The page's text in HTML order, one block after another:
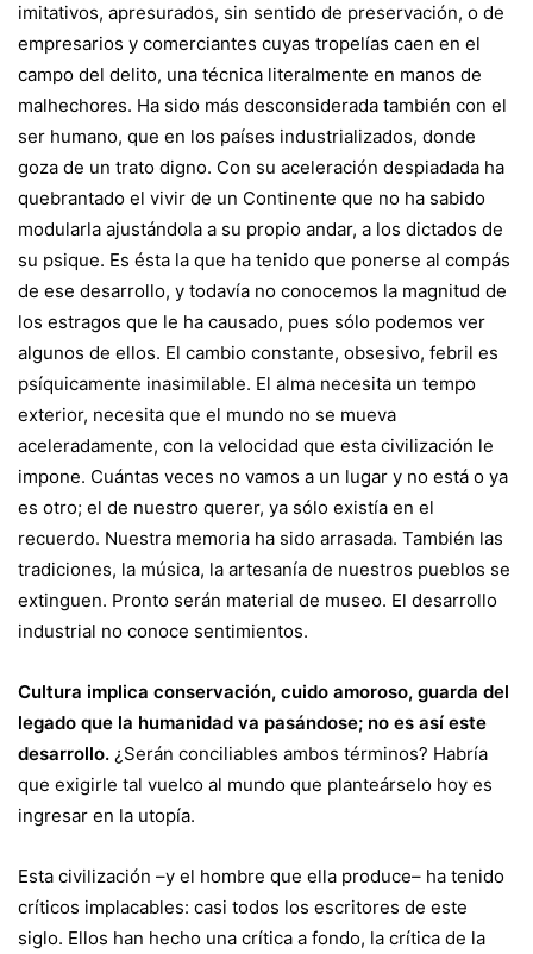
imitativos, apresurados, sin sentido de preservación, o de
empresarios y comerciantes cuyas tropelías caen en el
campo del delito, una técnica literalmente en manos de
malhechores. Ha sido más desconsiderada también con el
ser humano, que en los países industrializados, donde
goza de un trato digno. Con su aceleración despiadada ha
quebrantado el vivir de un Continente que no ha sabido
modularla ajustándola a su propio andar, a los dictados de
su psique. Es ésta la que ha tenido que ponerse al compás
de ese desarrollo, y todavía no conocemos la magnitud de
los estragos que le ha causado, pues sólo podemos ver
algunos de ellos. El cambio constante, obsesivo, febril es
psíquicamente inasimilable. El alma necesita un tempo
exterior, necesita que el mundo no se mueva
aceleradamente, con la velocidad que esta civilización le
impone. Cuántas veces no vamos a un lugar y no está o ya
es otro; el de nuestro querer, ya sólo existía en el
recuerdo. Nuestra memoria ha sido arrasada. También las
tradiciones, la música, la artesanía de nuestros pueblos se
extinguen. Pronto serán material de museo. El desarrollo
industrial no conoce sentimientos.
Cultura implica conservación, cuido amoroso, guarda del
legado que la humanidad va pasándose; no es así este
desarrollo. ¿Serán conciliables ambos términos? Habría
que exigirle tal vuelco al mundo que planteárselo hoy es
ingresar en la utopía.
Esta civilización –y el hombre que ella produce– ha tenido
críticos implacables: casi todos los escritores de este
siglo. Ellos han hecho una crítica a fondo, la crítica de la